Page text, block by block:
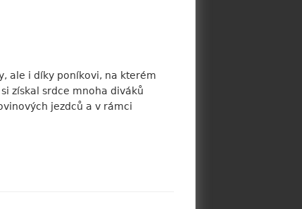
ale i díky poníkovi, na kterém
získal srdce mnoha diváků
jezdců a v rámci